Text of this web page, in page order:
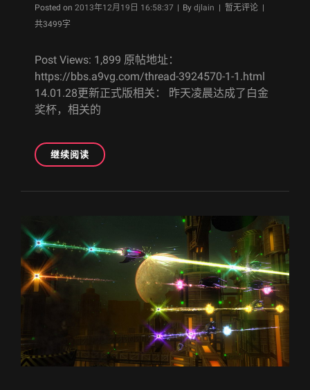
死
节
无
药
踏
一
下
上
手
思
Posted on 2013年12月19日 16:58:37 | By Byline
djlain | 暂无评论 |
共3499字
Post Views: 1,899 原帖地址：
https://bbs.a9vg.com/thread-3924570-1-1.html
14.01.28更新正式版相关： 昨天凌晨达成了白金
奖杯，相关的
继续阅读[A9VG
遗
み
575/
组